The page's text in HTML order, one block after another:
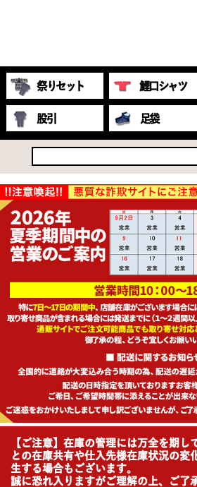
祭りセット 鯉口シャツ
股引 足袋
【ご注意】在庫の管理には万全を期し
との在庫共有や仕入先様在庫状況の変
生する場合もございます。
誠に恐れ入りますがご理解の上、ご了